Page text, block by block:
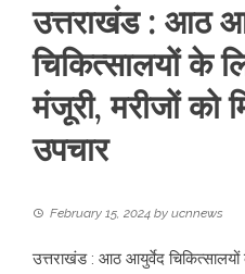
उत्तराखंड : आठ
चिकित्सालयों के
मंजूरी, मरीजों को
उपचार
February 15, 2024 by ucnnews
उत्तराखंड : आठ आयुर्वेद